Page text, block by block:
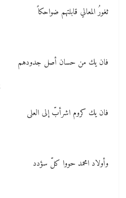
ثغورُ المعالي قابلتهم ضواحكاً
فان يك من حسان أصل جدودهم
فان يك كروم اشرأبّ إلى العلى
وأولاد امحمد حووا كلّ سؤدد